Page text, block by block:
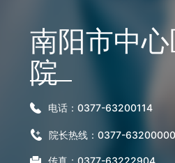
南阳市中
院
电话：0377-63200114
院长热线：0377-63200000